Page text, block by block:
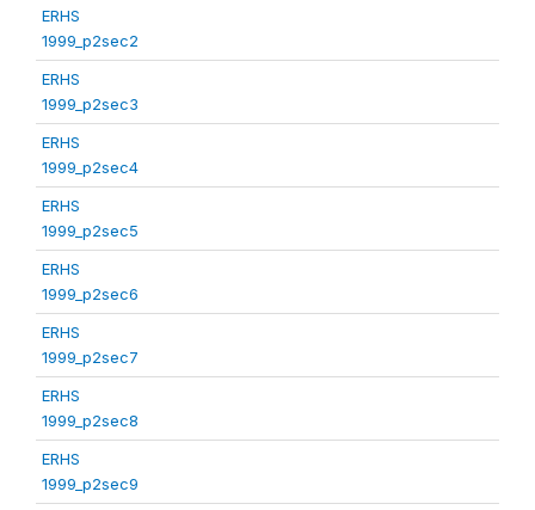
ERHS
1999_p2sec2
ERHS
1999_p2sec3
ERHS
1999_p2sec4
ERHS
1999_p2sec5
ERHS
1999_p2sec6
ERHS
1999_p2sec7
ERHS
1999_p2sec8
ERHS
1999_p2sec9